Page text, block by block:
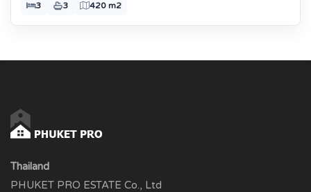
3 3 420 m2
Thailand
PHUKET PRO ESTATE Co., Ltd